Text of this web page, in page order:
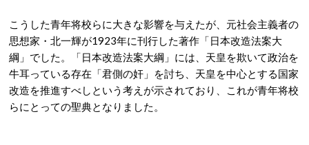
こうした青年将校らに大きな影響を与えたが、元社会主義者の
思想家・北一輝が1923年に刊行した著作「日本改造法案大
綱」でした。「日本改造法案大綱」には、天皇を欺いて政治を
牛耳っている存在「君側の奸」を討ち、天皇を中心とする国家
改造を推進すべしという考えが示されており、これが青年将校
らにとっての聖典となりました。